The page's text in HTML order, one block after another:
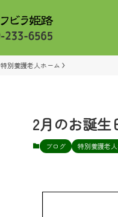
特別養護老人ホーム
2月のお誕生
ブログ 特別養護老